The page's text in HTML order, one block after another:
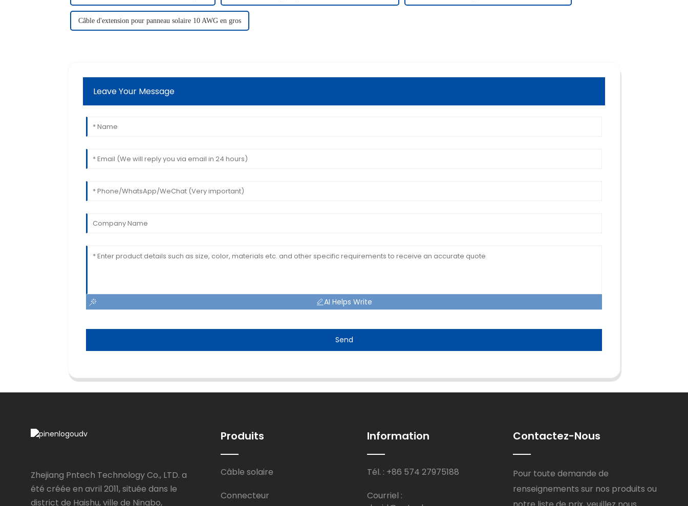
Câble d'extension pour panneau solaire 10 AWG en gros
Leave Your Message
AI Helps Write
Send
Zhejiang Pntech Technology Co., LTD. a
été créée en avril 2011, située dans le
district de Haishu, ville de Ningbo,
Produits
Câble solaire
Connecteur
Information
Tél. : +86 574 27975188
Courriel :
Contactez-Nous
Pour toute demande de
renseignements sur nos produits ou